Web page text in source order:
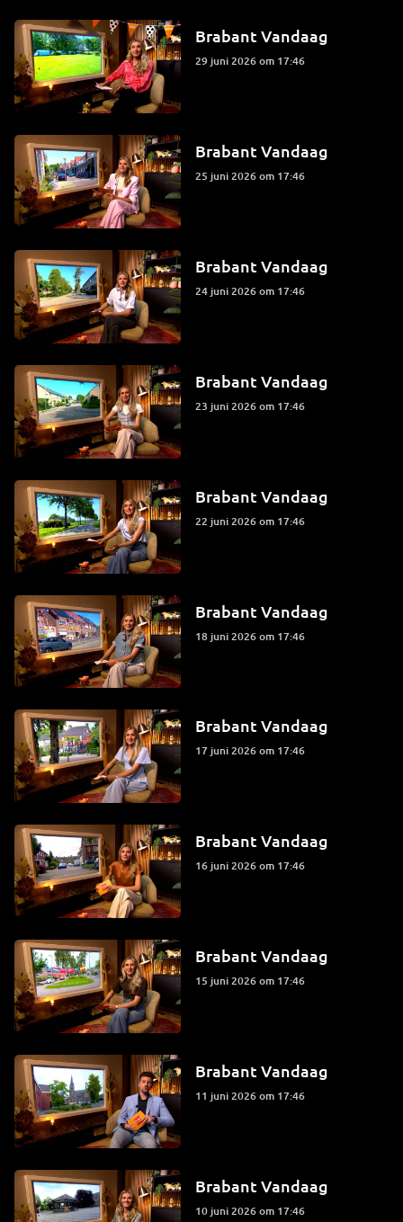
Brabant Vandaag
29 juni 2026 om 17:46
Brabant Vandaag
25 juni 2026 om 17:46
Brabant Vandaag
24 juni 2026 om 17:46
Brabant Vandaag
23 juni 2026 om 17:46
Brabant Vandaag
22 juni 2026 om 17:46
Brabant Vandaag
18 juni 2026 om 17:46
Brabant Vandaag
17 juni 2026 om 17:46
Brabant Vandaag
16 juni 2026 om 17:46
Brabant Vandaag
15 juni 2026 om 17:46
Brabant Vandaag
11 juni 2026 om 17:46
Brabant Vandaag
10 juni 2026 om 17:46